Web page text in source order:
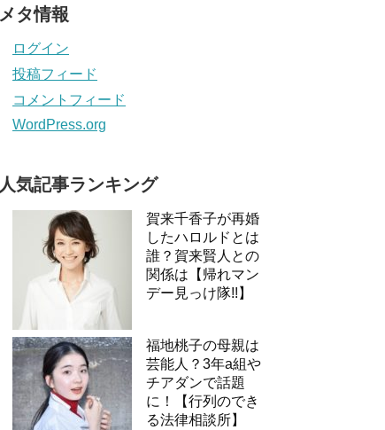
メタ情報
ログイン
投稿フィード
コメントフィード
WordPress.org
人気記事ランキング
賀来千香子が再婚
したハロルドとは
誰？賀来賢人との
関係は【帰れマン
デー見っけ隊!!】
福地桃子の母親は
芸能人？3年a組や
チアダンで話題
に！【行列のでき
る法律相談所】